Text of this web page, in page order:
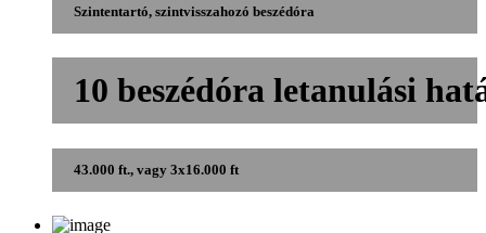
Szintentartó, szintvisszahozó beszédóra
10 beszédóra letanulási
43.000 ft., vagy 3x16.000 ft